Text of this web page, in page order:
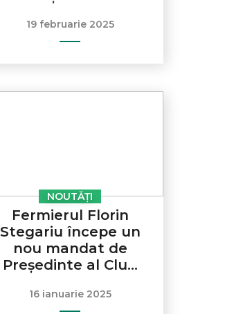
19 februarie 2025
NOUTĂȚI
Fermierul Florin
Stegariu începe un
nou mandat de
Președinte al Clu...
16 ianuarie 2025